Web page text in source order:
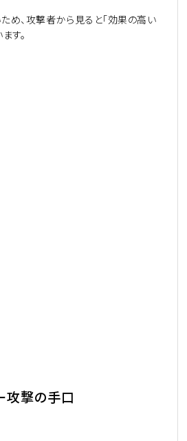
め、攻撃者から見ると「効果の高い
す。
攻撃の手口